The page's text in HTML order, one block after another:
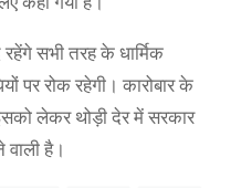
सभी तरह के धार्मिक
पर रोक रहेगी। कारोबार के
लेकर थोड़ी देर में सरकार
है।